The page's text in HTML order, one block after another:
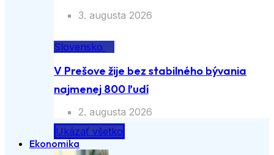
3. augusta 2026
Slovensko
V Prešove žije bez stabilného bývania
najmenej 800 ľudí
2. augusta 2026
Ukázať všetko
Ekonomika